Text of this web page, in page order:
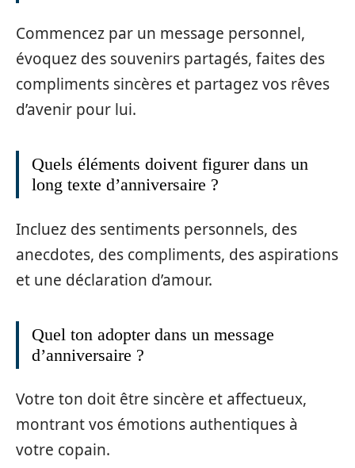
Commencez par un message personnel,
évoquez des souvenirs partagés, faites des
compliments sincères et partagez vos rêves
d’avenir pour lui.
Quels éléments doivent figurer dans un
long texte d’anniversaire ?
Incluez des sentiments personnels, des
anecdotes, des compliments, des aspirations
et une déclaration d’amour.
Quel ton adopter dans un message
d’anniversaire ?
Votre ton doit être sincère et affectueux,
montrant vos émotions authentiques à
votre copain.